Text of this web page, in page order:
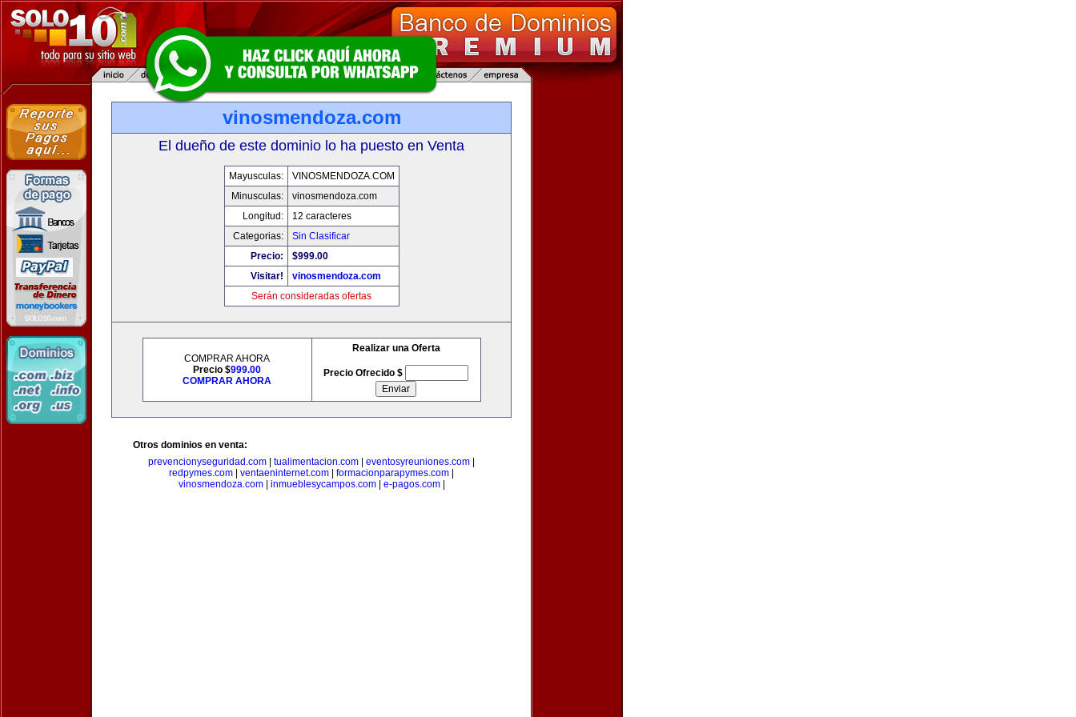
vinosmendoza.com
El dueño de este dominio lo ha puesto en Venta
Mayusculas:
VINOSMENDOZA.COM
Minusculas:
vinosmendoza.com
Longitud:
12 caracteres
Categorias:
Sin Clasificar
Precio:
$999.00
Visitar!
vinosmendoza.com
Serán consideradas ofertas
COMPRAR AHORA
Precio $999.00
COMPRAR AHORA
Realizar una Oferta
Precio Ofrecido $
Otros dominios en venta:
prevencionyseguridad.com
tualimentacion.com eventosyreuniones.com
redpymes.com
ventaeninternet.com formacionparapymes.com
vinosmendoza.com| inmueblesycampos.com| e-pagos.com|